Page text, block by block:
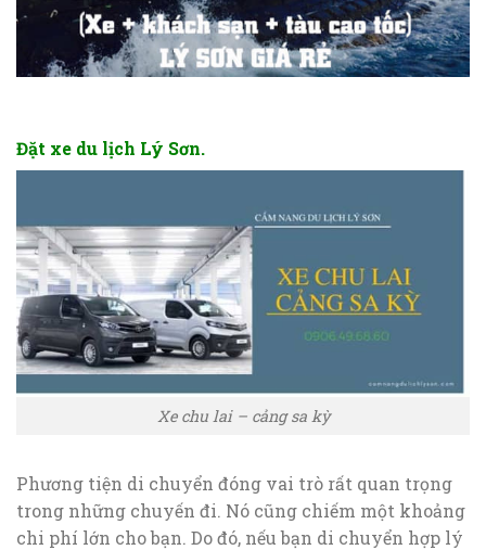
Đặt xe du lịch Lý Sơn.
Xe chu lai – cảng sa kỳ
Phương tiện di chuyển đóng vai trò rất quan trọng
trong những chuyến đi. Nó cũng chiếm một khoảng
chi phí lớn cho bạn. Do đó, nếu bạn di chuyển hợp lý